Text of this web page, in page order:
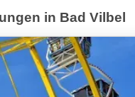
in Bad Vilbel